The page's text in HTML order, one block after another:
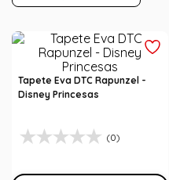
Tapete Eva DTC Rapunzel -
Disney Princesas
(0)